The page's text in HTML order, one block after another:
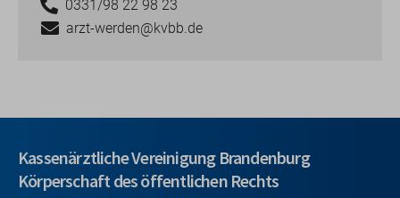
0331/98 22 98 23
arzt-werden@kvbb.de
Kassenärztliche Vereinigung Brandenburg
Körperschaft des öffentlichen Rechts